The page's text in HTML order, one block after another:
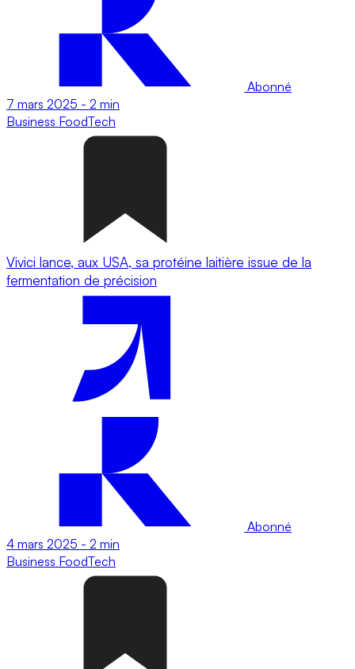
Abonné
7 mars 2025 - 2 min
Business FoodTech
Vivici lance, aux USA, sa protéine laitière issue de la
fermentation de précision
Abonné
4 mars 2025 - 2 min
Business FoodTech